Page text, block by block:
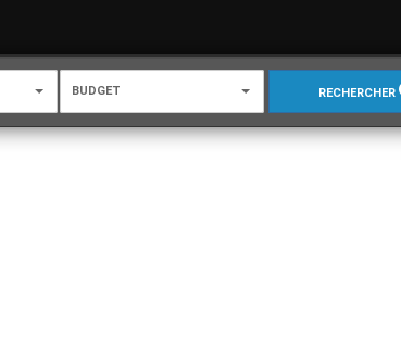
BUDGET RECHERCHER